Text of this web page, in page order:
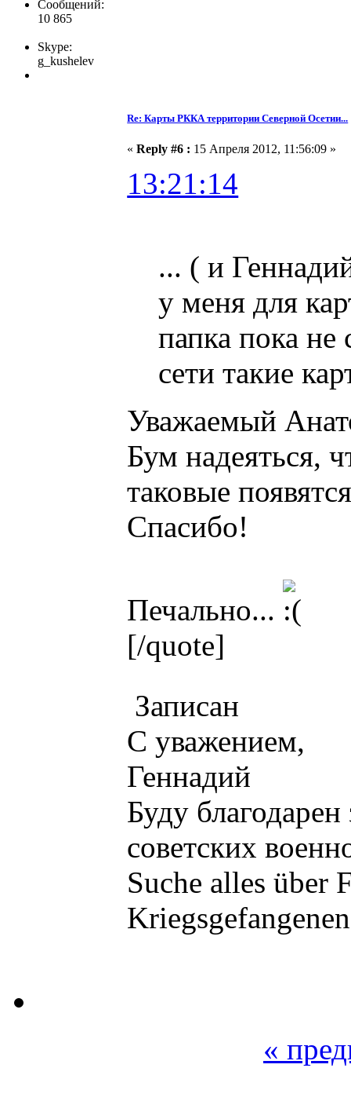
Сообщений:
10 865
Skype:
g_kushelev
Re: Карты РККА территории Северной Осетии...
«Reply #6 : 15 Апреля 2012, 11:56:09 »
13:21:14
... ( и
у меня для
папка пока не
сети такие
Уважаемый
Бум надеяться,
таковые
Спасибо!
Печально...
[/quote]
Записан
С уважением,
Геннадий
Буду
советских
Suche alles über
Kriegsgefangenen
«